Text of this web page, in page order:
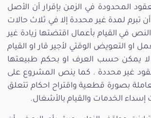
المحدودة في الزمن بإقرار أن الأصل
تبرم لمدة غير محددة إلا في ثلاث حالات
في القيام بأعمال اقتضتها زيادة غير
او التعويض الوقتي لأجير قار او القيام
يمكن حسب العرف او بحكم طبيعتها
عقود غير محددة . كما ينص المشروع على
بصورة قطعية واقتراح احكام تتعلق
الخدمات والقيام بالأشغال.